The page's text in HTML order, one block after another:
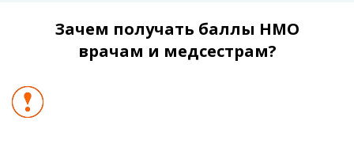
Зачем получать баллы НМО
врачам и медсестрам?